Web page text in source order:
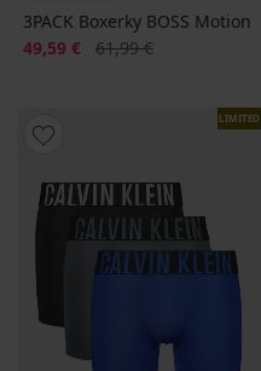
3PACK Boxerky BOSS Motion
Zľava
49,59 € Pôvodná cena
61,99 €
LIMITED